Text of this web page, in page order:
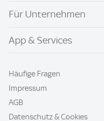
Für Unternehmen
App & Services
Häufige Fragen
Impressum
AGB
Datenschutz & Cookies